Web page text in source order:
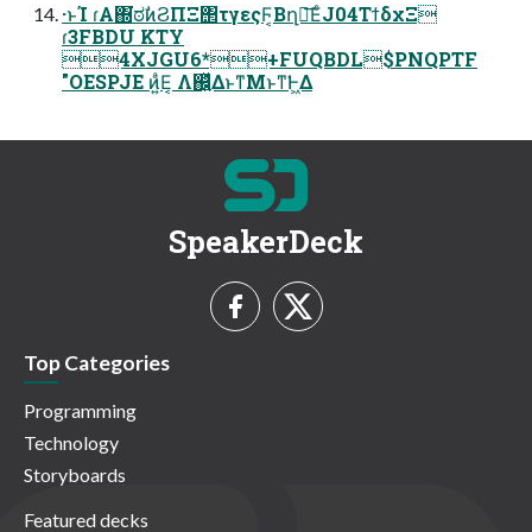
·ͱΊ ɾΑ͏΍͘ಠࣗͷϨΠΞ΢τγεςϜ͔Βղ์͞ΕͨJ04ΤϯδχΞ
ɾ3FBDU KTY
4XJGU6*+FUQBDL$PNQPTF
"OESPJE ͷ͍ͣΕ͔ Λ஌͍ͬͯΔͱͳΜͱͳ͘Ͱ͖Δ
SpeakerDeck
Top Categories
Programming
Technology
Storyboards
Featured decks